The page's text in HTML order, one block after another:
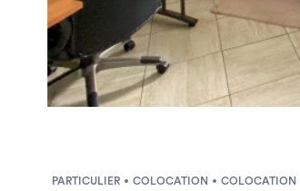
PARTICULIER COLOCATION COLOCATION